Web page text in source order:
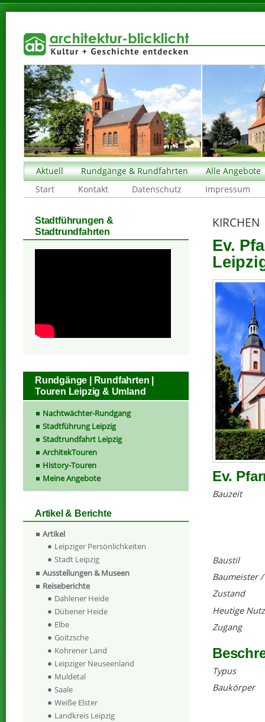
Aktuell Rundgänge & Rundfahrten
Alle Angebote
Start
Kontakt Datenschutz Impressum
KIRCHEN
Ev.
Ev.
Bauzeit
Baustil
Baumeister
Zustand
Heutige
Zugang
Typus
Baukörper
Stadtführungen &
Stadtrundfahrten
Rundgänge | Rundfahrten |
Touren Leipzig & Umland
Nachtwächter-Rundgang
Stadtführung Leipzig
Stadtrundfahrt Leipzig
ArchitekTouren
History-Touren
Meine Angebote
Artikel & Berichte
Artikel
Leipziger Persönlichkeiten
Stadt Leipzig
Ausstellungen & Museen
Reiseberichte
Dahlener Heide
Dübener Heide
Elbe
Goitzsche
Kohrener Land
Leipziger Neuseenland
Muldetal
Saale
Weiße Elster
Landkreis Leipzig